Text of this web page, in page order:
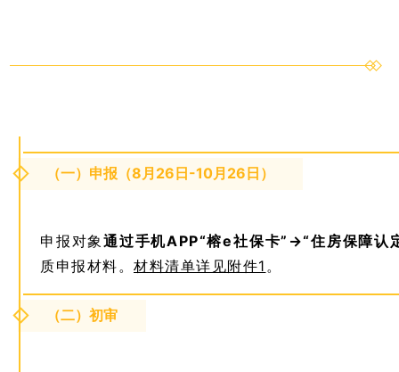
（一）申报（8月26日-10月26日）
申报对象通过手机APP“榕e社保卡”→“住房保障
质申报材料。 材料清单详见附件1 。
（二）初审